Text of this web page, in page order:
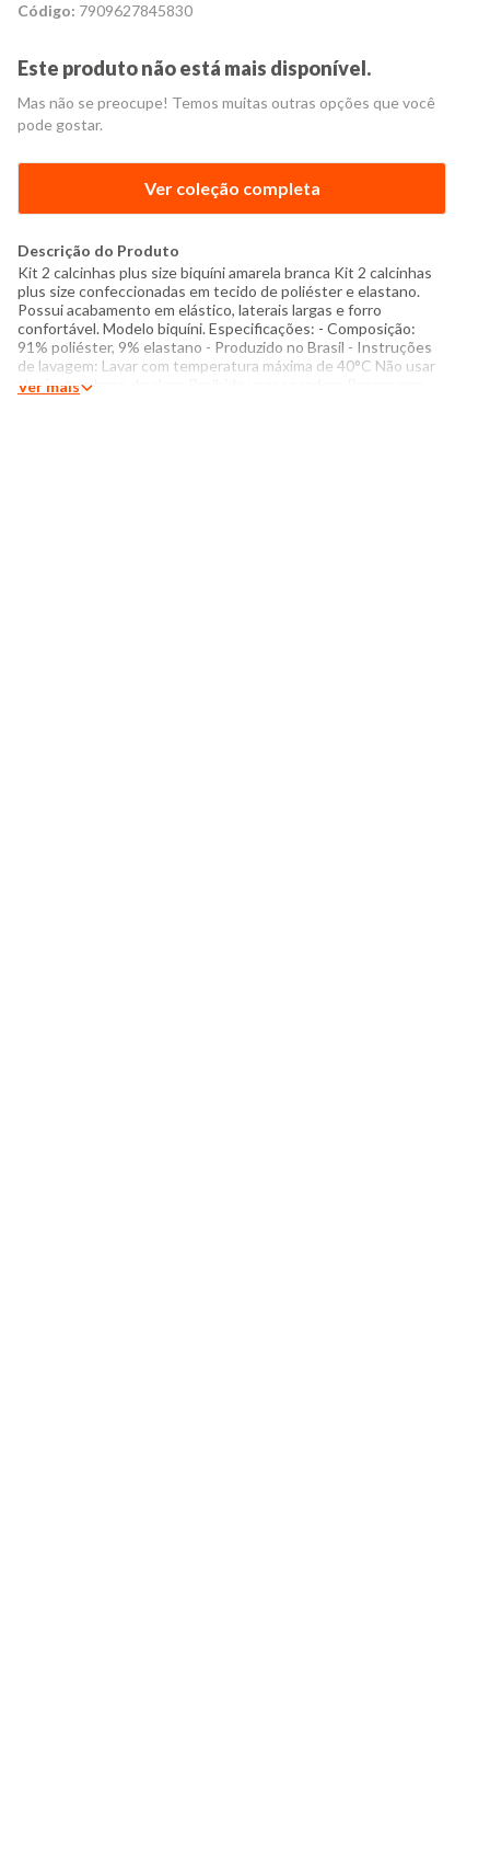
Código: 7909627845830
Este produto não está mais disponível.
Mas não se preocupe! Temos muitas outras opções que você
pode gostar.
Ver coleção completa
Descrição do Produto
Kit 2 calcinhas plus size biquíni amarela branca Kit 2 calcinhas
plus size confeccionadas em tecido de poliéster e elastano.
Possui acabamento em elástico, laterais largas e forro
confortável. Modelo biquíni. Especificações: - Composição:
91% poliéster, 9% elastano - Produzido no Brasil - Instruções
de lavagem: Lavar com temperatura máxima de 40°C Não usar
alvejante a base de cloro Proibido usar secadora Passar com
Ver mais